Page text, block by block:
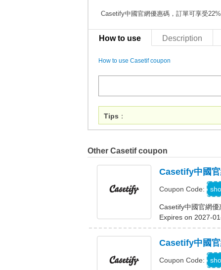
Casetify中國官網優惠碼，訂單可享受
How to use Description
How to use Casetif coupon
Tips ：
Other Casetif coupon
Casetify中國
Coupon Code:
Casetify中國官網
Expires on 2027-
Casetify中國
Coupon Code: